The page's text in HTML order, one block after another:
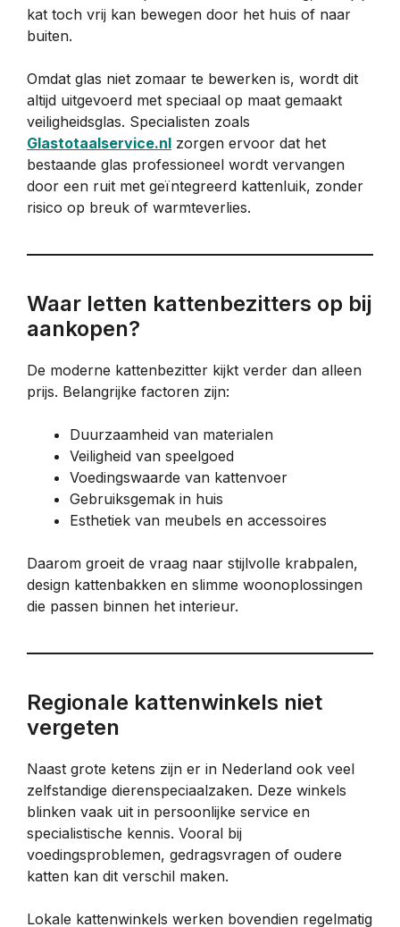
kat toch vrij kan bewegen door het huis of naar
buiten.
Omdat glas niet zomaar te bewerken is, wordt dit
altijd uitgevoerd met speciaal op maat gemaakt
veiligheidsglas. Specialisten zoals
Glastotaalservice.nl zorgen ervoor dat het
bestaande glas professioneel wordt vervangen
door een ruit met geïntegreerd kattenluik, zonder
risico op breuk of warmteverlies.
Waar letten kattenbezitters op bij
aankopen?
De moderne kattenbezitter kijkt verder dan alleen
prijs. Belangrijke factoren zijn:
Duurzaamheid van materialen
Veiligheid van speelgoed
Voedingswaarde van kattenvoer
Gebruiksgemak in huis
Esthetiek van meubels en accessoires
Daarom groeit de vraag naar stijlvolle krabpalen,
design kattenbakken en slimme woonoplossingen
die passen binnen het interieur.
Regionale kattenwinkels niet
vergeten
Naast grote ketens zijn er in Nederland ook veel
zelfstandige dierenspeciaalzaken. Deze winkels
blinken vaak uit in persoonlijke service en
specialistische kennis. Vooral bij
voedingsproblemen, gedragsvragen of oudere
katten kan dit verschil maken.
Lokale kattenwinkels werken bovendien regelmatig